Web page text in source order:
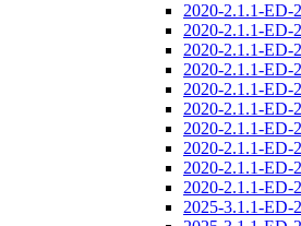
2020-2.1.1-ED-
2020-2.1.1-ED-
2020-2.1.1-ED-
2020-2.1.1-ED-
2020-2.1.1-ED-
2020-2.1.1-ED-
2020-2.1.1-ED-
2020-2.1.1-ED-
2020-2.1.1-ED-
2020-2.1.1-ED-
2025-3.1.1-ED-